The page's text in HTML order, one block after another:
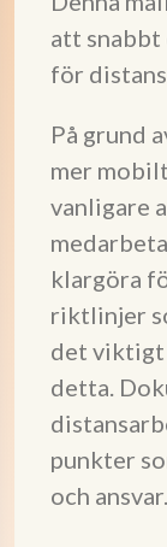
att snabbt
för
På grund
mer
vanligare
klargöra
riktlinjer
det viktigt
detta.
punkter
och ansvar.